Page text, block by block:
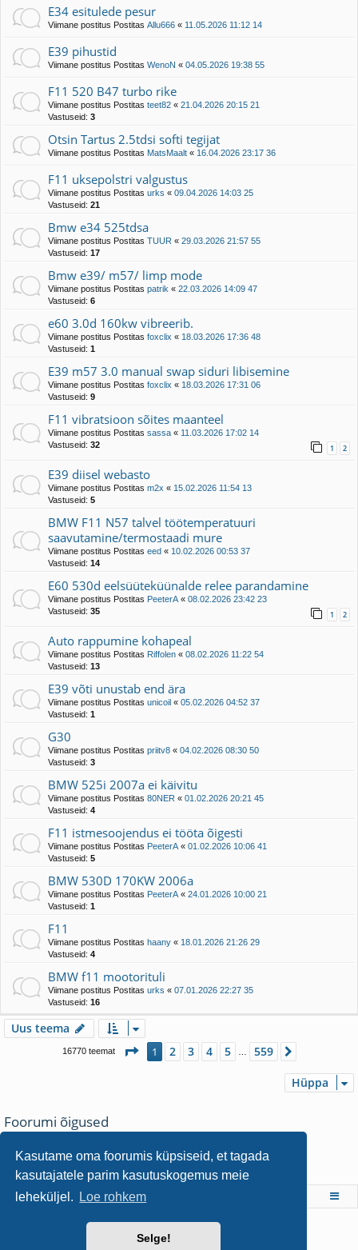
Kasutame oma foorumis küpsiseid, et tagada
kasutajatele parim kasutuskogemus meie
leheküljel.
Loe rohkem
Selge!
E34 esitulede pesur
Viimane postitus Postitas Allu666 « 11.05.2026 11:12 14
E39 pihustid
Viimane postitus Postitas WenoN « 04.05.2026 19:38 55
F11 520 B47 turbo rike
Viimane postitus Postitas teet82 « 21.04.2026 20:15 21
Vastuseid: 3
Otsin Tartus 2.5tdsi softi tegijat
Viimane postitus Postitas MatsMaalt « 16.04.2026 23:17 36
F11 uksepolstri valgustus
Viimane postitus Postitas urks « 09.04.2026 14:03 25
Vastuseid: 21
Bmw e34 525tdsa
Viimane postitus Postitas TUUR « 29.03.2026 21:57 55
Vastuseid: 17
Bmw e39/ m57/ limp mode
Viimane postitus Postitas patrik « 22.03.2026 14:09 47
Vastuseid: 6
e60 3.0d 160kw vibreerib.
Viimane postitus Postitas foxclix « 18.03.2026 17:36 48
Vastuseid: 1
E39 m57 3.0 manual swap siduri libisemine
Viimane postitus Postitas foxclix « 18.03.2026 17:31 06
Vastuseid: 9
F11 vibratsioon sõites maanteel
Viimane postitus Postitas sassa « 11.03.2026 17:02 14
Vastuseid: 32 1 2
E39 diisel webasto
Viimane postitus Postitas m2x « 15.02.2026 11:54 13
Vastuseid: 5
BMW F11 N57 talvel töötemperatuuri
saavutamine/termostaadi mure
Viimane postitus Postitas eed « 10.02.2026 00:53 37
Vastuseid: 14
E60 530d eelsüüteküünalde relee parandamine
Viimane postitus Postitas PeeterA « 08.02.2026 23:42 23
Vastuseid: 35 1 2
Auto rappumine kohapeal
Viimane postitus Postitas Riffolen « 08.02.2026 11:22 54
Vastuseid: 13
E39 võti unustab end ära
Viimane postitus Postitas unicoil « 05.02.2026 04:52 37
Vastuseid: 1
G30
Viimane postitus Postitas priitv8 « 04.02.2026 08:30 50
Vastuseid: 3
BMW 525i 2007a ei käivitu
Viimane postitus Postitas 80NER « 01.02.2026 20:21 45
Vastuseid: 4
F11 istmesoojendus ei tööta õigesti
Viimane postitus Postitas PeeterA« 01.02.2026 10:06 41
Vastuseid: 5
BMW 530D 170KW 2006a
Viimane postitus Postitas PeeterA« 24.01.2026 10:00 21
Vastuseid: 1
F11
Viimane postitus Postitas haany « 18.01.2026 21:26 29
Vastuseid: 4
BMW f11 mootorituli
Viimane postitus Postitas urks « 07.01.2026 22:27 35
Vastuseid: 16
Uus teema
16770 teemat 1 . leht 559 -st
1 2 3 4 5 … 559
Hüppa
Foorumi õigused
Saei saa postitustele vastata siin foorumis
Saei saamuuta oma postitusi siin foorumis
ei saakustutada oma postitusi siin foorumis
Foorumi pealeht
ArendasphpBB® Forum Software © phpBB Limited
Style PostitasArty- phpBB 3.3 Postitas MrGaby